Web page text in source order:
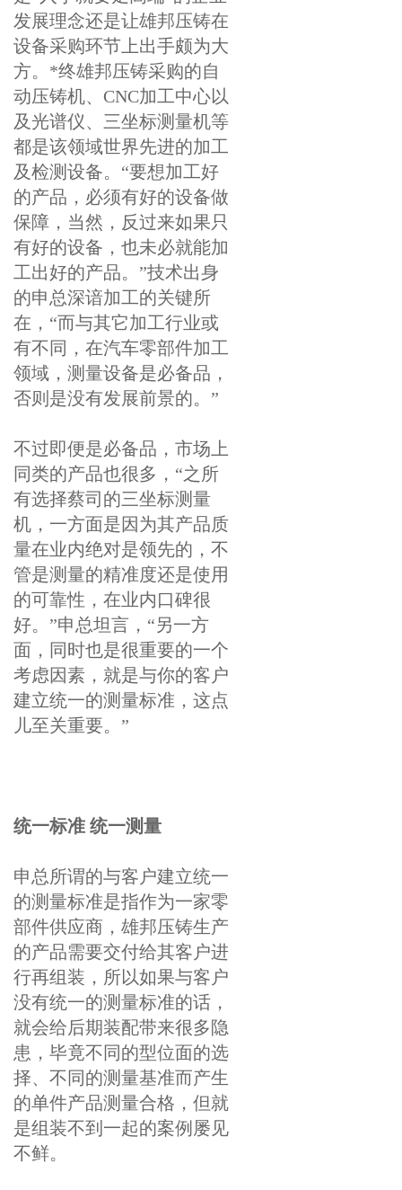
发展理念还是让雄邦压铸在
设备采购环节上出手颇为大
方。*终雄邦压铸采购的自
动压铸机、CNC加工中心以
及光谱仪、三坐标测量机等
都是该领域世界先进的加工
及检测设备。“要想加工好
的产品，必须有好的设备做
保障，当然，反过来如果只
有好的设备，也未必就能加
工出好的产品。”技术出身
的申总深谙加工的关键所
在，“而与其它加工行业或
有不同，在汽车零部件加工
领域，测量设备是必备品，
否则是没有发展前景的。”
不过即便是必备品，市场上
同类的产品也很多，“之所
有选择蔡司的三坐标测量
机，一方面是因为其产品质
量在业内绝对是领先的，不
管是测量的精准度还是使用
的可靠性，在业内口碑很
好。”申总坦言，“另一方
面，同时也是很重要的一个
考虑因素，就是与你的客户
建立统一的测量标准，这点
儿至关重要。”
统一标准 统一测量
申总所谓的与客户建立统一
的测量标准是指作为一家零
部件供应商，雄邦压铸生产
的产品需要交付给其客户进
行再组装，所以如果与客户
没有统一的测量标准的话，
就会给后期装配带来很多隐
患，毕竟不同的型位面的选
择、不同的测量基准而产生
的单件产品测量合格，但就
是组装不到一起的案例屡见
不鲜。